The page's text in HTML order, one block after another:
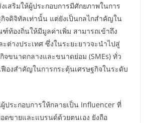
เสริมให้ผู้ประกอบการมีศักยภาพในการ
จดิจิทัลเท่านั้น แต่ยังเป็นกลไกสำคัญใน
ท้องถิ่นให้มีมูลค่าเพิ่ม สามารถเข้าถึง
ต่างประเทศ ซึ่งในระยะยาวจะนำไปสู่
จขนาดกลางและขนาดย่อม (SMEs) ทั่ว
องสำคัญในการกระตุ้นเศรษฐกิจในระดับ
ระกอบการให้กลายเป็น Influencer ที่
ดขายและแบรนด์ด้วยตนเอง ยังถือ